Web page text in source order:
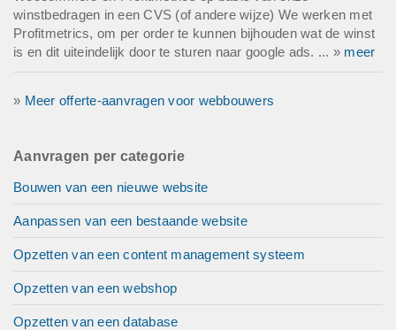
winstbedragen in een CVS (of andere wijze) We werken met
Profitmetrics, om per order te kunnen bijhouden wat de winst
is en dit uiteindelijk door te sturen naar google ads. ... » meer
» Meer offerte-aanvragen voor webbouwers
Aanvragen per categorie
Bouwen van een nieuwe website
Aanpassen van een bestaande website
Opzetten van een content management systeem
Opzetten van een webshop
Opzetten van een database